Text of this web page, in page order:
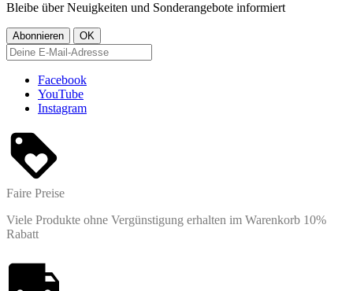
Bleibe über Neuigkeiten und Sonderangebote informiert
Facebook
YouTube
Instagram
Faire Preise
Viele Produkte ohne Vergünstigung erhalten im Warenkorb 10%
Rabatt